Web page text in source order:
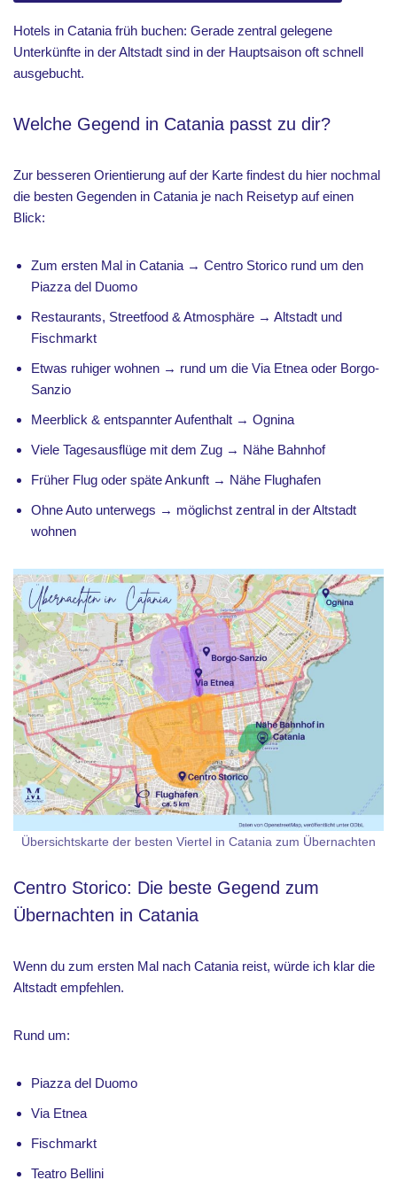
Hotels in Catania früh buchen: Gerade zentral gelegene
Unterkünfte in der Altstadt sind in der Hauptsaison oft schnell
ausgebucht.
Welche Gegend in Catania passt zu dir?
Zur besseren Orientierung auf der Karte findest du hier nochmal
die besten Gegenden in Catania je nach Reisetyp auf einen
Blick:
Zum ersten Mal in Catania → Centro Storico rund um den
Piazza del Duomo
Restaurants, Streetfood & Atmosphäre → Altstadt und
Fischmarkt
Etwas ruhiger wohnen → rund um die Via Etnea oder Borgo-
Sanzio
Meerblick & entspannter Aufenthalt → Ognina
Viele Tagesausflüge mit dem Zug → Nähe Bahnhof
Früher Flug oder späte Ankunft → Nähe Flughafen
Ohne Auto unterwegs → möglichst zentral in der Altstadt
wohnen
Übersichtskarte der besten Viertel in Catania zum Übernachten
Centro Storico: Die beste Gegend zum
Übernachten in Catania
Wenn du zum ersten Mal nach Catania reist, würde ich klar die
Altstadt empfehlen.
Rund um:
Piazza del Duomo
Via Etnea
Fischmarkt
Teatro Bellini